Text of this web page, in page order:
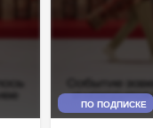
ПО ПОДПИСКЕ